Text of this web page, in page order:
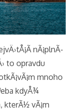
nÃ¡plnÃ­
to opravdu
mnoho
kdyÅ¾
kterÃ½ vÃ¡m